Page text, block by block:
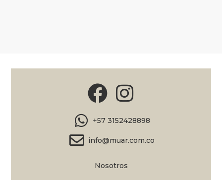
+57 3152428898
info@muar.com.co
Nosotros